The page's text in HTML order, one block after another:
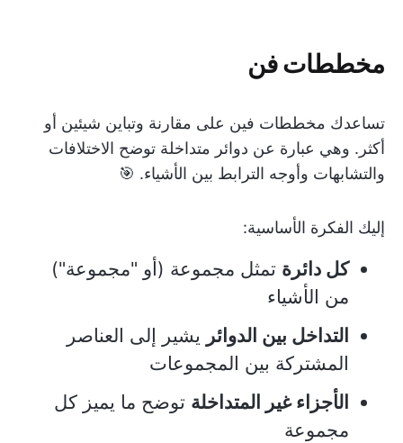
مخططات فن
تساعدك مخططات فين على مقارنة وتباين شيئين أو
أكثر. وهي عبارة عن دوائر متداخلة توضح الاختلافات
والتشابهات وأوجه الترابط بين الأشياء. 🎯
إليك الفكرة الأساسية:
كل دائرة تمثل مجموعة (أو "مجموعة")
من الأشياء
التداخل بين الدوائر يشير إلى العناصر
المشتركة بين المجموعات
الأجزاء غير المتداخلة توضح ما يميز كل
مجموعة